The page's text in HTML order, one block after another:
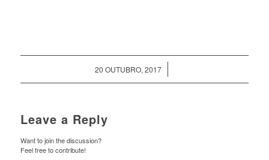
20 OUTUBRO, 2017
/
Leave a Reply
Want to join the discussion?
Feel free to contribute!